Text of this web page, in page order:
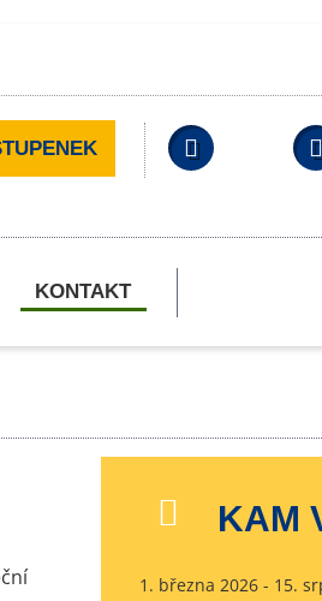
Facebook
KONTAKT
KAM
1. března 2026 - 15.